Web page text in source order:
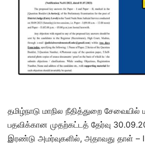
தமிழ்நாடு மாநில நீதித்துறை சேவையில்
பதவிக்கான முதற்கட்டத் தேர்வு
இரண்டு அமர்வுகளில், அதாவது தாள் –